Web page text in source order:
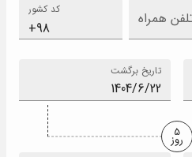
کد کشور همراه
تاریخ برگشت
5
روز